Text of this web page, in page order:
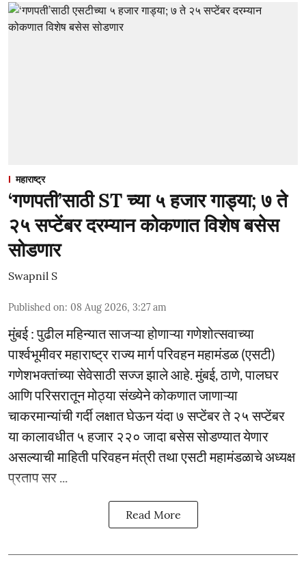
महाराष्ट्र
‘गणपती’साठी ST च्या ५ हजार गाड्या; ७ ते
२५ सप्टेंबर दरम्यान कोकणात विशेष बसेस
सोडणार
Swapnil S
Published on: 08 Aug 2026, 3:27 am
मुंबई : पुढील महिन्यात साजऱ्या होणाऱ्या गणेशोत्सवाच्या
पार्श्वभूमीवर महाराष्ट्र राज्य मार्ग परिवहन महामंडळ (एसटी)
गणेशभक्तांच्या सेवेसाठी सज्ज झाले आहे. मुंबई, ठाणे, पालघर
आणि परिसरातून मोठ्या संख्येने कोकणात जाणाऱ्या
चाकरमान्यांची गर्दी लक्षात घेऊन यंदा ७ सप्टेंबर ते २५ सप्टेंबर
या कालावधीत ५ हजार २२० जादा बसेस सोडण्यात येणार
असल्याची माहिती परिवहन मंत्री तथा एसटी महामंडळाचे अध्यक्ष
प्रताप सर ...
Read More